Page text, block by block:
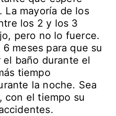
La mayoría de los
los 2 y los 3
pero no lo fuerce.
meses para que su
el baño durante el
tiempo
la noche. Sea
con el tiempo su